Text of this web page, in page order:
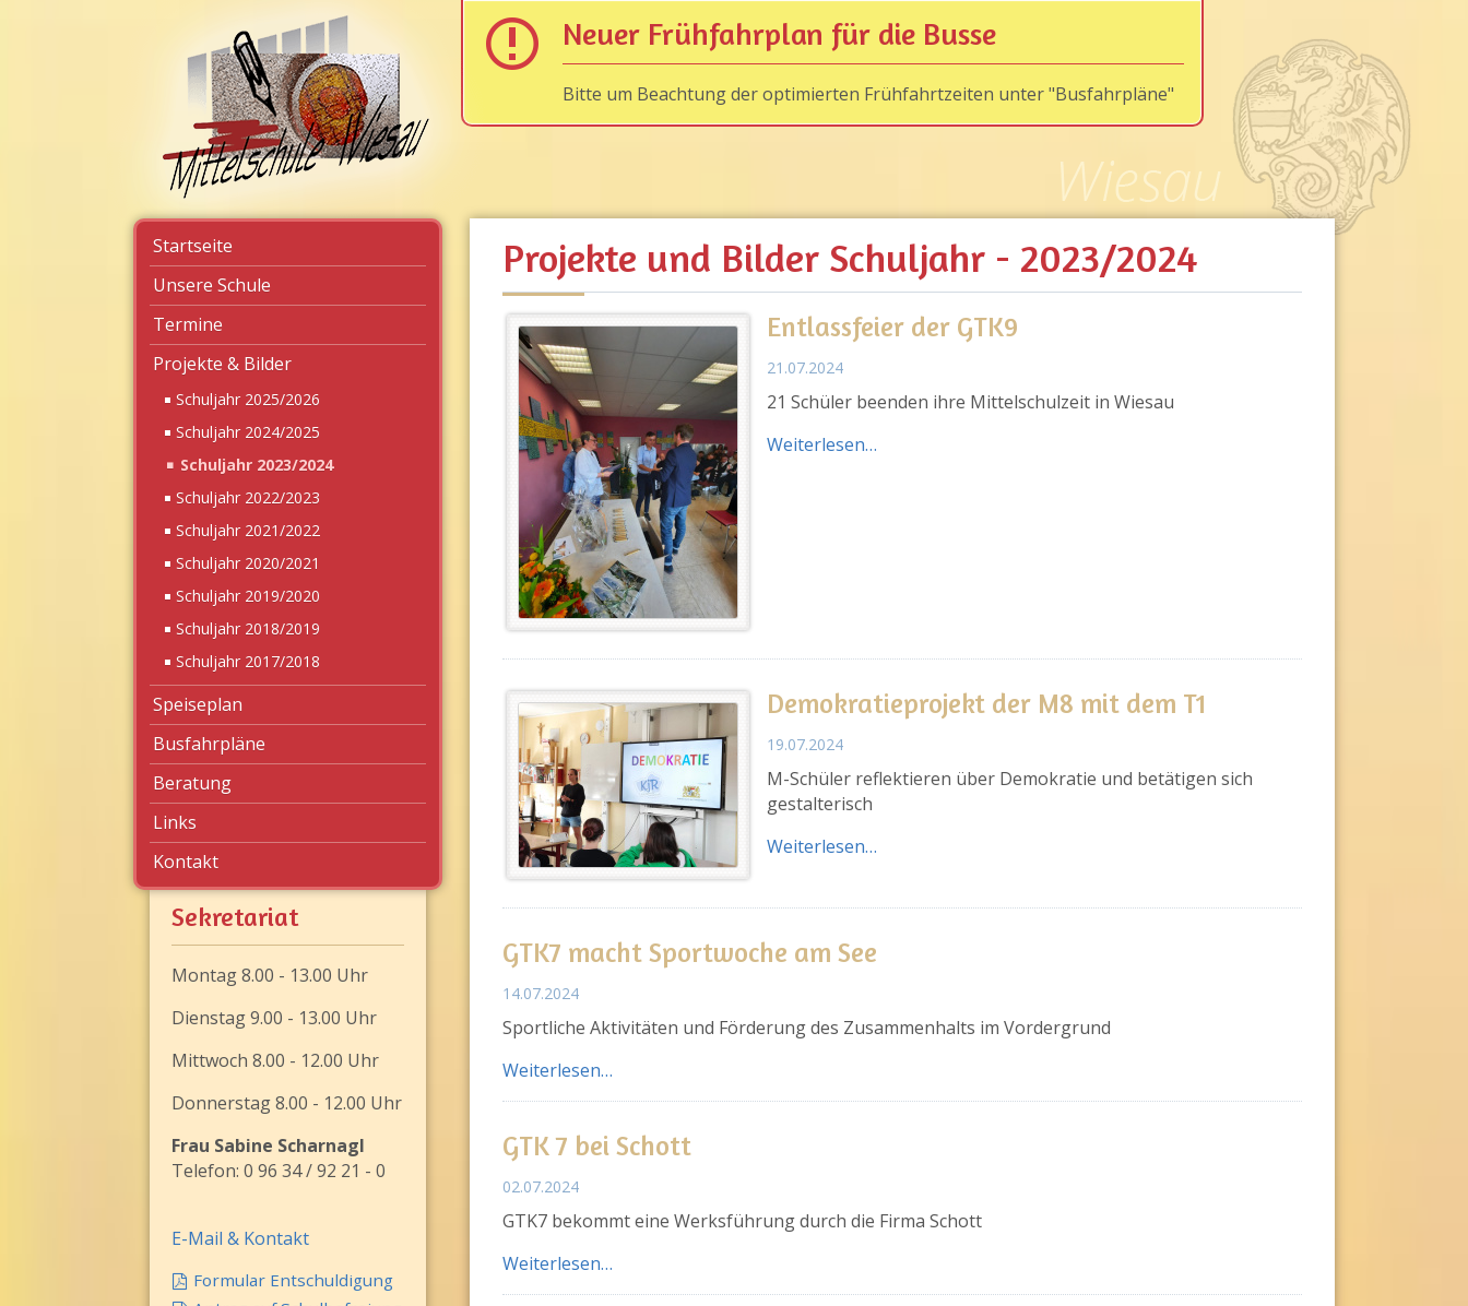
Neuer Frühfahrplan für die Busse
Bitte um Beachtung der optimierten Frühfahrtzeiten unter "Busfahrpläne"
Navigation
überspringen
Startseite
Unsere Schule
Termine
Projekte & Bilder
Schuljahr 2025/2026
Schuljahr 2024/2025
Schuljahr 2023/2024
Schuljahr 2022/2023
Schuljahr 2021/2022
Schuljahr 2020/2021
Schuljahr 2019/2020
Schuljahr 2018/2019
Schuljahr 2017/2018
Speiseplan
Busfahrpläne
Beratung
Links
Kontakt
Sekretariat
Montag 8.00 - 13.00 Uhr
Dienstag 9.00 - 13.00 Uhr
Mittwoch 8.00 - 12.00 Uhr
Donnerstag 8.00 - 12.00 Uhr
Frau Sabine Scharnagl
Telefon: 0 96 34 / 92 21 - 0
E-Mail & Kontakt
Formular Entschuldigung
Projekte und Bilder Schuljahr - 2023/2024
Entlassfeier der GTK9
21.07.2024
21 Schüler beenden ihre Mittelschulzeit in Wiesau
Weiterlesen…
Demokratieprojekt der M8 mit dem T1
19.07.2024
M-Schüler reflektieren über Demokratie und betätigen sich
gestalterisch
Weiterlesen…
GTK7 macht Sportwoche am See
14.07.2024
Sportliche Aktivitäten und Förderung des Zusammenhalts im Vordergrund
Weiterlesen…
GTK 7 bei Schott
02.07.2024
GTK7 bekommt eine Werksführung durch die Firma Schott
Weiterlesen…